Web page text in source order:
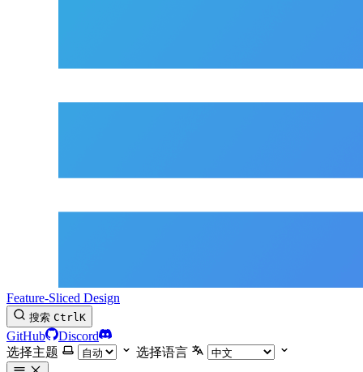
Feature-Sliced Design
搜索 CtrlK
GitHub
Discord
选择主题
选择语言